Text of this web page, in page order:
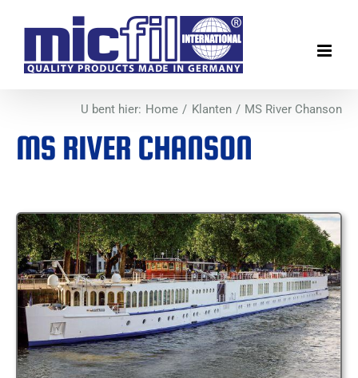
inhoud
U bent hier: Home Klanten MS River Chanson
MS RIVER CHANSON